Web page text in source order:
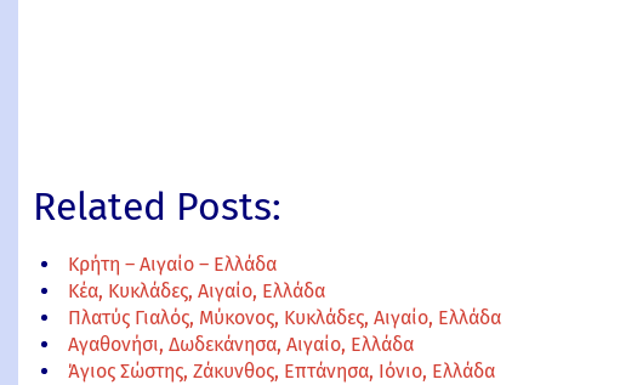
Related Posts:
Κρήτη – Αιγαίο – Ελλάδα
Κέα, Κυκλάδες, Αιγαίο, Ελλάδα
Πλατύς Γιαλός, Μύκονος, Κυκλάδες, Αιγαίο, Ελλάδα
Αγαθονήσι, Δωδεκάνησα, Αιγαίο, Ελλάδα
Άγιος Σώστης, Ζάκυνθος, Επτάνησα, Ιόνιο, Ελλάδα